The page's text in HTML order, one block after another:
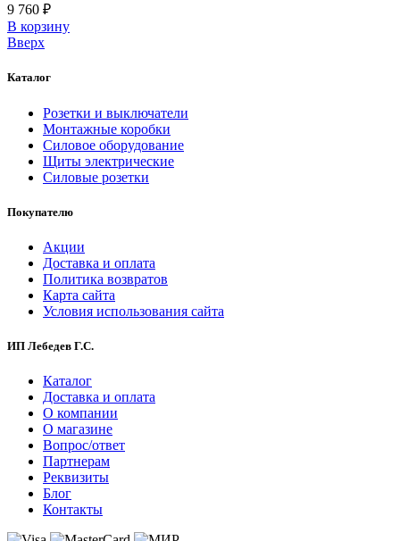
9 760 ₽
В корзинy
Вверх
Каталог
Розетки и выключатели
Монтажные коробки
Силовое оборудование
Щиты электрические
Силовые розетки
Покупателю
Акции
Доставка и оплата
Политика возвратов
Карта сайта
Условия использования сайта
ИП Лебедев Г.С.
Каталог
Доставка и оплата
О компании
О магазине
Вопрос/ответ
Партнерам
Реквизиты
Блог
Контакты